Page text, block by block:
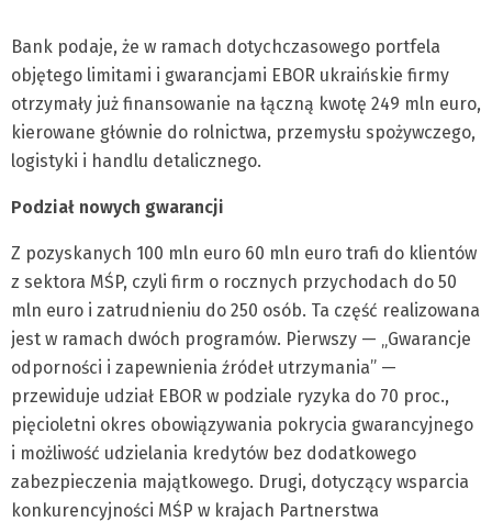
Bank podaje, że w ramach dotychczasowego portfela
objętego limitami i gwarancjami EBOR ukraińskie firmy
otrzymały już finansowanie na łączną kwotę 249 mln euro,
kierowane głównie do rolnictwa, przemysłu spożywczego,
logistyki i handlu detalicznego.
Podział nowych gwarancji
Z pozyskanych 100 mln euro 60 mln euro trafi do klientów
z sektora MŚP, czyli firm o rocznych przychodach do 50
mln euro i zatrudnieniu do 250 osób. Ta część realizowana
jest w ramach dwóch programów. Pierwszy — „Gwarancje
odporności i zapewnienia źródeł utrzymania” —
przewiduje udział EBOR w podziale ryzyka do 70 proc.,
pięcioletni okres obowiązywania pokrycia gwarancyjnego
i możliwość udzielania kredytów bez dodatkowego
zabezpieczenia majątkowego. Drugi, dotyczący wsparcia
konkurencyjności MŚP w krajach Partnerstwa